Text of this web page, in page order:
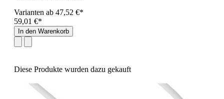
Varianten ab 47,52 €*
59,01 €*
In den Warenkorb
Diese Produkte wurden dazu gekauft